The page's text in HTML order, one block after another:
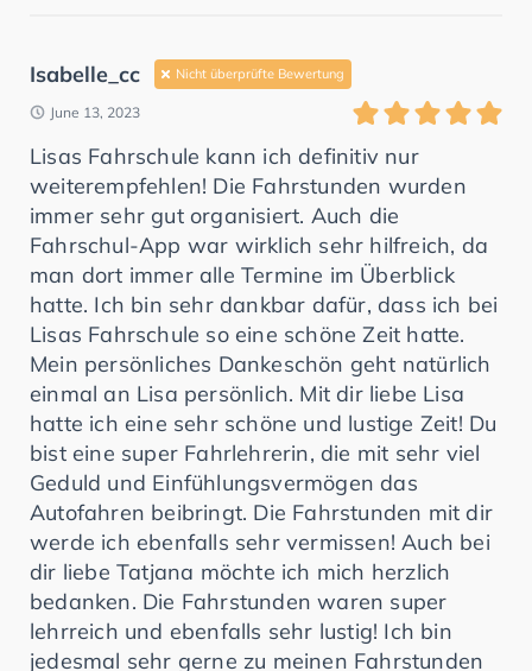
Isabelle_cc Nicht überprüfte Bewertung
June 13, 2023
Lisas Fahrschule kann ich definitiv nur
weiterempfehlen! Die Fahrstunden wurden
immer sehr gut organisiert. Auch die
Fahrschul-App war wirklich sehr hilfreich, da
man dort immer alle Termine im Überblick
hatte. Ich bin sehr dankbar dafür, dass ich bei
Lisas Fahrschule so eine schöne Zeit hatte.
Mein persönliches Dankeschön geht natürlich
einmal an Lisa persönlich. Mit dir liebe Lisa
hatte ich eine sehr schöne und lustige Zeit! Du
bist eine super Fahrlehrerin, die mit sehr viel
Geduld und Einfühlungsvermögen das
Autofahren beibringt. Die Fahrstunden mit dir
werde ich ebenfalls sehr vermissen! Auch bei
dir liebe Tatjana möchte ich mich herzlich
bedanken. Die Fahrstunden waren super
lehrreich und ebenfalls sehr lustig! Ich bin
jedesmal sehr gerne zu meinen Fahrstunden